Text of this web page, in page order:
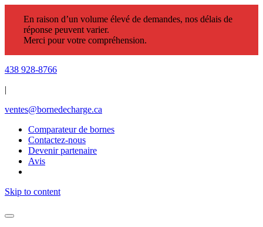
En raison d’un volume élevé de demandes, nos délais de
réponse peuvent varier.
Merci pour votre compréhension.
438 928-8766
|
ventes@bornedecharge.ca
Comparateur de bornes
Contactez-nous
Devenir partenaire
Avis
Skip to content